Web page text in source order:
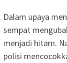
Dalam upaya
sempat
menjadi hitam.
polisi